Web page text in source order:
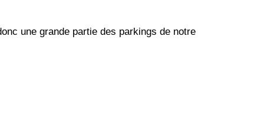
une grande partie des parkings de notre